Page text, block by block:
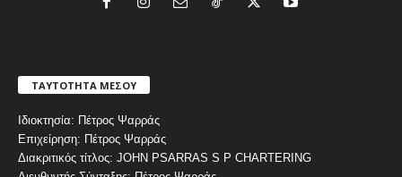
ΤΑΥΤΟΤΗΤΑ ΜΕΣΟΥ
Ιδιοκτησία: Πέτρος Ψαρράς
Επιχείρηση: Πέτρος Ψαρράς
Διακριτικός τίτλος: JOHN PSARRAS S P CHARTERING